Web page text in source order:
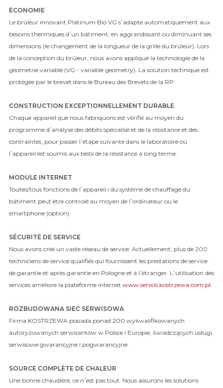
ÉCONOMIE
Le brûleur innovant Platinum Bio VG s᾿adapte automatiquement aux
besoins thermiques d᾿un bâtiment, en aggrandissant ou diminuant ses
dimensions (le changement de la longueur de la grille du brûleur). Lors
de la conception du brûleur, nous avons appliqué la technologie de la
géometrie variable (VG - variable geometry). La solution technique est
protégée par le brevet dans le Bureau des Brevets de la RP.
CONSTRUCTION EXCEPTIONNELLEMENT DURABLE
Chaque appareil que nous fabriquons est vérifié au moyen du
programme d᾿analyse des débits spécialisé et de la résistance et des
contraintes, pour passer l᾿étape suivante dans le laboratoire où
l᾿appareil est soumis aux tests de la résistance à long terme.
MODULE INTERNET
Toutes/tous fonctions de l᾿appareil i du système de chauffage du
bâtiment peut être controlé au moyen de l᾿ordinateur ou le
smartphone (option).
SÉCURITÉ DE SERVICE
Nous avons créé un vaste réseau de service. Actuellement, plus de 200
techniciens de service qualifiés qui fournissent les prestations de service
de garantie et après garantie en Pologne et à l᾿étranger. L᾿utilisation des
services améliore la plateforme internet www.serwis.kostrzewa.com.pl.
ROZBUDOWANA SIEĆ SERWISOWA
Firma KOSTRZEWA posiada ponad 200 wykwalifikowanych
autoryzowanych serwisantów w Polsce i Europie, świadczących usługi
serwisowe gwarancyjne i pogwarancyjne.
SOURCE COMPLÈTE DE CHALEUR
Une bonne chaudière, ce n᾿est pas tout. Nous assurons les solutions